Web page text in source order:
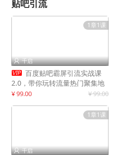
贴吧引流
1章1课
 千启
 百度贴吧霸屏引流实战课
2.0，带你玩转流量热门聚集地
¥ 99.00 ¥ 99.00
1章1课
 千启